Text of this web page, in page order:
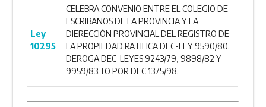
Ley
10295
CELEBRA CONVENIO ENTRE EL COLEGIO DE
ESCRIBANOS DE LA PROVINCIA Y LA
DIERECCIÓN PROVINCIAL DEL REGISTRO DE
LA PROPIEDAD.RATIFICA DEC-LEY 9590/80.
DEROGA DEC-LEYES 9243/79, 9898/82 Y
9959/83.TO POR DEC 1375/98.